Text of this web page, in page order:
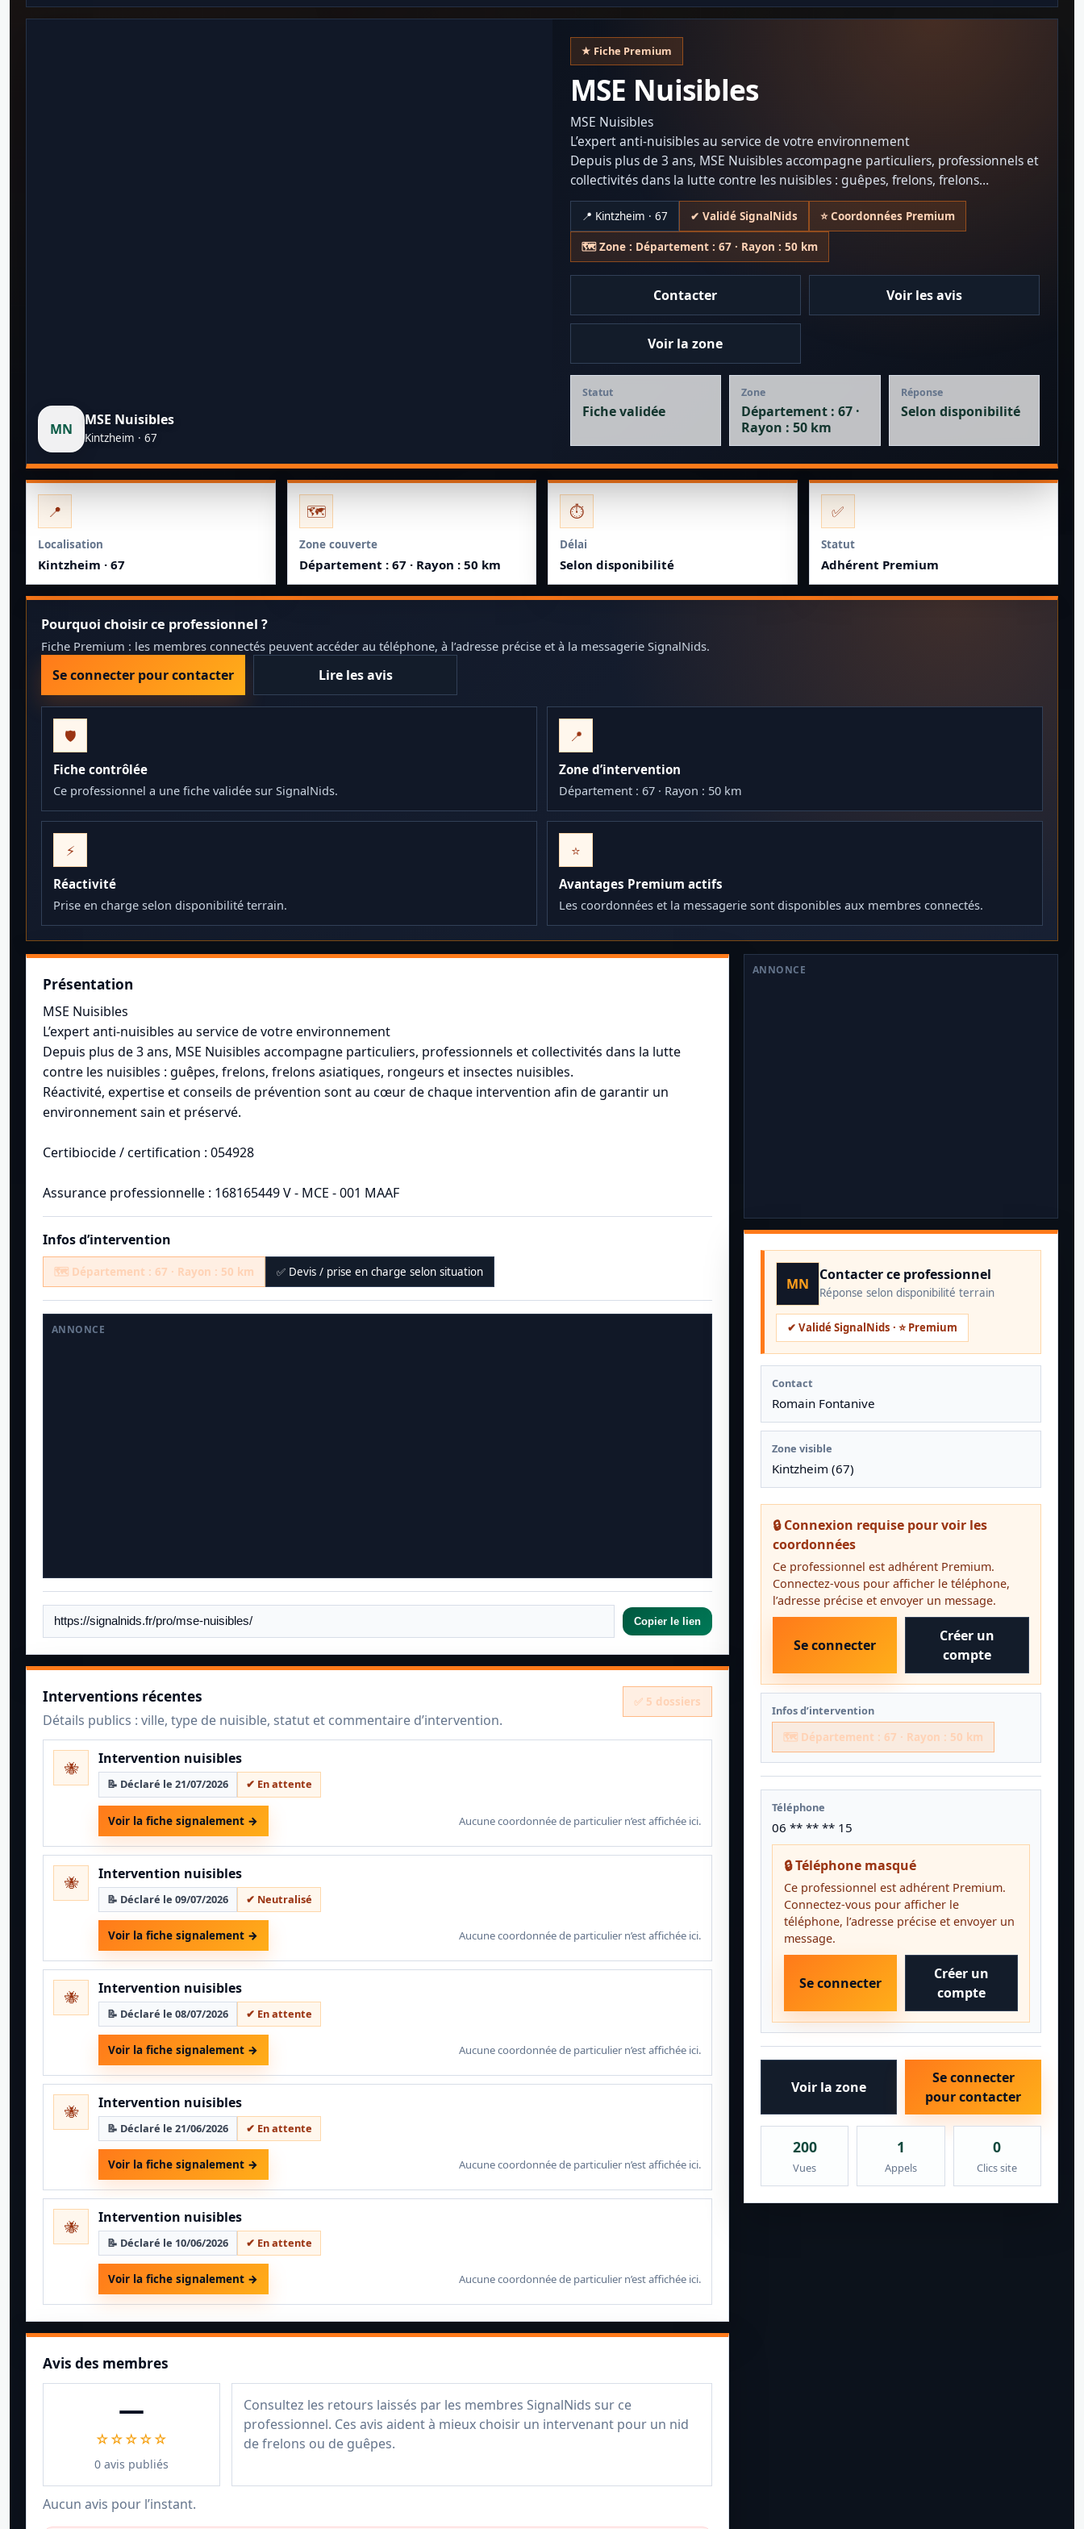
MN
MSE Nuisibles
Kintzheim · 67
★ Fiche Premium
MSE Nuisibles
MSE Nuisibles
L’expert anti-nuisibles au service de votre environnement
Depuis plus de 3 ans, MSE Nuisibles accompagne particuliers, professionnels et
collectivités dans la lutte contre les nuisibles : guêpes, frelons, frelons
asiatiques, rongeurs et insectes nuisibles.
Réactivité, expertise et conseils de prévention sont au cœur de chaque
intervention afin de garantir un environnement sain et préservé.
Certibiocide / certification : 054928
Assurance professionnelle : 168165449 V - MCE - 001 MAAF
📍 Kintzheim · 67 ✔ Validé SignalNids ⭐ Coordonnées Premium
🗺️ Zone : Département : 67 · Rayon : 50 km
Contacter Voir les avis
Voir la zone
Statut
Fiche validée
Zone
Département : 67 ·
Rayon : 50 km
Réponse
Selon disponibilité
📍
Localisation
Kintzheim · 67
🗺️
Zone couverte
Département : 67 · Rayon : 50 km
⏱️
Délai
Selon disponibilité
✅
Statut
Adhérent Premium
Pourquoi choisir ce professionnel ?
Fiche Premium : les membres connectés peuvent accéder au téléphone, à l’adresse précise et à la messagerie SignalNids.
Se connecter pour contacter Lire les avis
🛡️
Fiche contrôlée
Ce professionnel a une fiche validée sur SignalNids.
📍
Zone d’intervention
Département : 67 · Rayon : 50 km
⚡
Réactivité
Prise en charge selon disponibilité terrain.
⭐
Avantages Premium actifs
Les coordonnées et la messagerie sont disponibles aux membres connectés.
Présentation
MSE Nuisibles
L’expert anti-nuisibles au service de votre environnement
Depuis plus de 3 ans, MSE Nuisibles accompagne particuliers, professionnels et collectivités dans la lutte
contre les nuisibles : guêpes, frelons, frelons asiatiques, rongeurs et insectes nuisibles.
Réactivité, expertise et conseils de prévention sont au cœur de chaque intervention afin de garantir un
environnement sain et préservé.
Certibiocide / certification : 054928
Assurance professionnelle : 168165449 V - MCE - 001 MAAF
Infos d’intervention
🗺️ Département : 67 · Rayon : 50 km ✅ Devis / prise en charge selon situation
ANNONCE
Copier le lien
Interventions récentes
Détails publics : ville, type de nuisible, statut et commentaire d’intervention.
✅ 5 dossiers
🐝
Intervention nuisibles
📝 Déclaré le 21/07/2026 ✔ En attente
Voir la fiche signalement → Aucune coordonnée de particulier n’est affichée ici.
🐝
Intervention nuisibles
📝 Déclaré le 09/07/2026 ✔ Neutralisé
Voir la fiche signalement → Aucune coordonnée de particulier n’est affichée ici.
🐝
Intervention nuisibles
📝 Déclaré le 08/07/2026 ✔ En attente
Voir la fiche signalement → Aucune coordonnée de particulier n’est affichée ici.
🐝
Intervention nuisibles
📝 Déclaré le 21/06/2026 ✔ En attente
Voir la fiche signalement → Aucune coordonnée de particulier n’est affichée ici.
🐝
Intervention nuisibles
📝 Déclaré le 10/06/2026 ✔ En attente
Voir la fiche signalement → Aucune coordonnée de particulier n’est affichée ici.
Avis des membres
—
☆☆☆☆☆
0 avis publiés
Consultez les retours laissés par les membres SignalNids sur ce
professionnel. Ces avis aident à mieux choisir un intervenant pour un nid
de frelons ou de guêpes.
Aucun avis pour l’instant.
ANNONCE
MN
Contacter ce professionnel
Réponse selon disponibilité terrain
✔ Validé SignalNids · ⭐ Premium
Contact
Romain Fontanive
Zone visible
Kintzheim (67)
🔒 Connexion requise pour voir les
coordonnées
Ce professionnel est adhérent Premium.
Connectez-vous pour afficher le téléphone,
l’adresse précise et envoyer un message.
Se connecter
Créer un
compte
Infos d’intervention
🗺️ Département : 67 · Rayon : 50 km
Téléphone
06 ** ** ** 15
🔒 Téléphone masqué
Ce professionnel est adhérent Premium.
Connectez-vous pour afficher le
téléphone, l’adresse précise et envoyer un
message.
Se connecter
Créer un
compte
Voir la zone
Se connecter
pour contacter
200
Vues
1
Appels
0
Clics site